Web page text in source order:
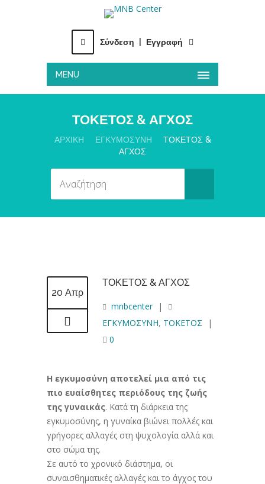
Σύνδεση Εγγραφή
MENU
ΤΟΚΕΤΟΣ & ΑΓΧΟΣ
ΑΡΧΙΚΉ ΕΓΚΥΜΟΣΥΝΗ
ΤΟΚΕΤΟΣ &
ΑΓΧΟΣ
20 Απρ
ΤΟΚΕΤΟΣ & ΑΓΧΟΣ
mnbcenter
|
ΕΓΚΥΜΟΣΥΝΗ, ΤΟΚΕΤΟΣ
|
0
Η εγκυμοσύνη αποτελεί μια από τις
πιο ευαίσθητες περιόδους της ζωής
της γυναικάς. Κατά τη διάρκεια της
εγκυμοσύνης, η γυναίκα βιώνει πολλές και
γρήγορες αλλαγές στη ψυχολογία αλλά και
στο σώμα της.
Σε αυτό το χρονικό διάστημα, οι
συναισθηματικές αλλαγές και το άγχος του